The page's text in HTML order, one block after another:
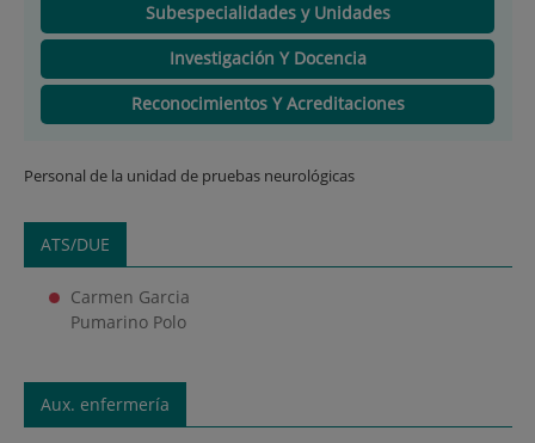
Subespecialidades y Unidades
Investigación Y Docencia
Reconocimientos Y Acreditaciones
Personal de la unidad de pruebas neurológicas
ATS/DUE
Carmen Garcia
Pumarino Polo
Aux. enfermería